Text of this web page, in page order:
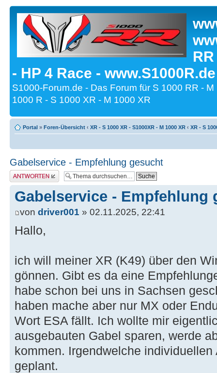
- HP 4 Race -
S1000-Forum.de - Das Forum für S 1000 RR -
1000 R - S 1000 XR - M 1000 XR
Portal » Foren-Übersicht ‹ XR - S 1000 XR - S1000XR - M 1000 XR ‹ XR - S
Gabelservice - Empfehlung gesucht
Antwort erstellen
Gabelservice - Empfehlung
von driver001 » 02.11.2025, 22:41
Hallo,
ich will meiner XR (K49) über den
gönnen. Gibt es da eine
habe schon bei uns in Sachsen
haben mache aber nur MX oder
Wort ESA fällt. Ich wollte mir
ausgebauten Gabel sparen, werde
kommen. Irgendwelche
geplant.